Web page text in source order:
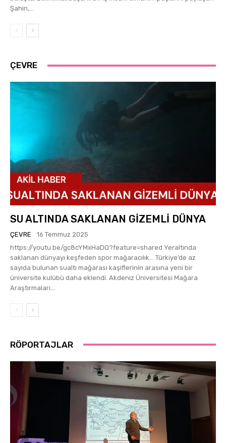
Şahin,...
ÇEVRE
SU ALTINDA SAKLANAN GİZEMLİ DÜNYA
ÇEVRE
16 Temmuz 2025
https://youtu.be/gc8cYMxHaDQ?feature=shared Yeraltında
saklanan dünyayı keşfeden spor mağaracılık… Türkiye’de az
sayıda bulunan sualtı mağarası kaşiflerinin arasına yeni bir
üniversite kulübü daha eklendi. Akdeniz Üniversitesi Mağara
Araştırmaları...
RÖPORTAJLAR